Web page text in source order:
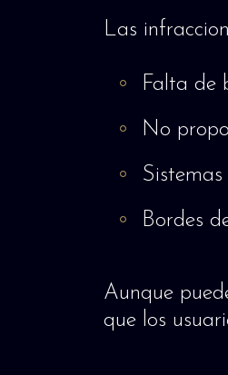
Las
Falta de
No
Bordes
Aunque
que los